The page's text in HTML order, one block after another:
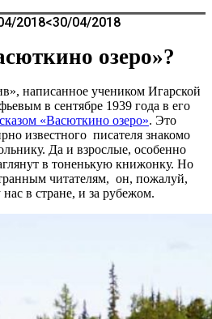
2018<30/04/2018
озеро»?
написанное учеником Игарской
в сентябре 1939 года в его
«Васюткино озеро». Это
известного писателя знакомо
Да и взрослые, особенно
в тоненькую книжонку. Но
читателям, он, пожалуй,
в стране, и за рубежом.